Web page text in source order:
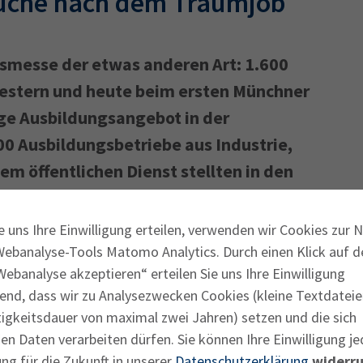
uns Ihre Einwilligung erteilen, verwenden wir Cookies zur
Tools Matomo Analytics. Durch einen Klick auf
akzeptieren“ erteilen Sie uns Ihre Einwilligung
dass wir zu Analysezwecken Cookies (kleine
von maximal zwei Jahren) setzen und die sich
Daten verarbeiten dürfen. Sie können Ihre Einwilligung
der etwas anderen Art: 1.600
und heute beim ersten Münchner
Ausbildungsangebot in der
Ausbildungsbetriebe aus Industrie,
öffentlichen Dienst stellten in den
Werksviertel sowie auf einer
Ausbildungsberufe und duale
des IHK-